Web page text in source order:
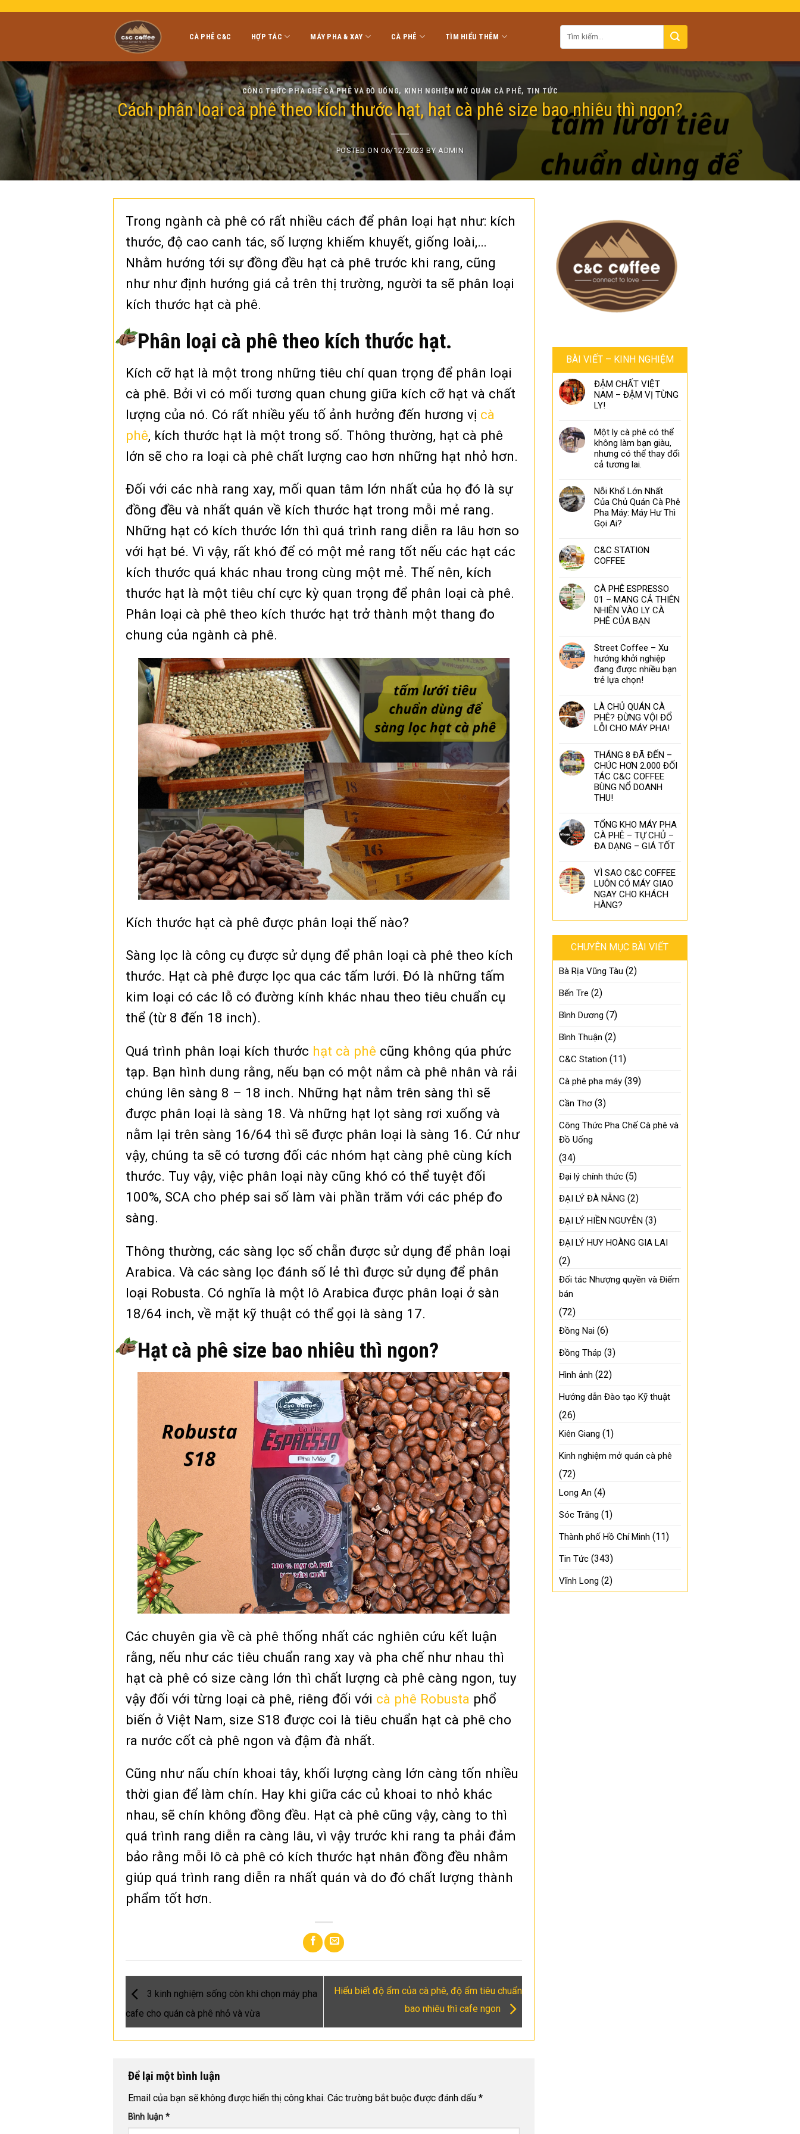
CÀ PHÊ C&C HỢP TÁC MÁY PHA & XAY CÀ PHÊ TÌM HIỂU THÊM
CÔNG THỨC PHA CHẾ CÀ PHÊ VÀ ĐỒ UỐNG, KINH NGHIỆM MỞ QUÁN CÀ PHÊ, TIN TỨC
Cách phân loại cà phê theo kích thước hạt, hạt cà phê size bao nhiêu thì ngon?
POSTED ON06/12/2023 BYADMIN
Trong ngành cà phê có rất nhiều cách để phân loại hạt như: kích
thước, độ cao canh tác, số lượng khiếm khuyết, giống loài,…
Nhằm hướng tới sự đồng đều hạt cà phê trước khi rang, cũng
như như định hướng giá cả trên thị trường, người ta sẽ phân loại
kích thước hạt cà phê.
Phân loại cà phê theo kích thước hạt.
Kích cỡ hạt là một trong những tiêu chí quan trọng để phân loại
cà phê. Bởi vì có mối tương quan chung giữa kích cỡ hạt và chất
lượng của nó. Có rất nhiều yếu tố ảnh hưởng đến hương vị cà
phê, kích thước hạt là một trong số. Thông thường, hạt cà phê
lớn sẽ cho ra loại cà phê chất lượng cao hơn những hạt nhỏ hơn.
Đối với các nhà rang xay, mối quan tâm lớn nhất của họ đó là sự
đồng đều và nhất quán về kích thước hạt trong mỗi mẻ rang.
Những hạt có kích thước lớn thì quá trình rang diễn ra lâu hơn so
với hạt bé. Vì vậy, rất khó để có một mẻ rang tốt nếu các hạt các
kích thước quá khác nhau trong cùng một mẻ. Thế nên, kích
thước hạt là một tiêu chí cực kỳ quan trọng để phân loại cà phê.
Phân loại cà phê theo kích thước hạt trở thành một thang đo
chung của ngành cà phê.
Kích thước hạt cà phê được phân loại thế nào?
Sàng lọc là công cụ được sử dụng để phân loại cà phê theo kích
thước. Hạt cà phê được lọc qua các tấm lưới. Đó là những tấm
kim loại có các lỗ có đường kính khác nhau theo tiêu chuẩn cụ
thể (từ 8 đến 18 inch).
Quá trình phân loại kích thước hạt cà phê cũng không qúa phức
tạp. Bạn hình dung rằng, nếu bạn có một nắm cà phê nhân và rải
chúng lên sàng 8 – 18 inch. Những hạt nằm trên sàng thì sẽ
được phân loại là sàng 18. Và những hạt lọt sàng rơi xuống và
nằm lại trên sàng 16/64 thì sẽ được phân loại là sàng 16. Cứ như
vậy, chúng ta sẽ có tương đối các nhóm hạt càng phê cùng kích
thước. Tuy vậy, việc phân loại này cũng khó có thể tuyệt đối
100%, SCA cho phép sai số làm vài phần trăm với các phép đo
sàng.
Thông thường, các sàng lọc số chẵn được sử dụng để phân loại
Arabica. Và các sàng lọc đánh số lẻ thì được sử dụng để phân
loại Robusta. Có nghĩa là một lô Arabica được phân loại ở sàn
18/64 inch, về mặt kỹ thuật có thể gọi là sàng 17.
Hạt cà phê size bao nhiêu thì ngon?
Các chuyên gia về cà phê thống nhất các nghiên cứu kết luận
rằng, nếu như các tiêu chuẩn rang xay và pha chế như nhau thì
hạt cà phê có size càng lớn thì chất lượng cà phê càng ngon, tuy
vậy đối với từng loại cà phê, riêng đối với cà phê Robusta phổ
biến ở Việt Nam, size S18 được coi là tiêu chuẩn hạt cà phê cho
ra nước cốt cà phê ngon và đậm đà nhất.
Cũng như nấu chín khoai tây, khối lượng càng lớn càng tốn nhiều
thời gian để làm chín. Hay khi giữa các củ khoai to nhỏ khác
nhau, sẽ chín không đồng đều. Hạt cà phê cũng vậy, càng to thì
quá trình rang diễn ra càng lâu, vì vậy trước khi rang ta phải đảm
bảo rằng mỗi lô cà phê có kích thước hạt nhân đồng đều nhằm
giúp quá trình rang diễn ra nhất quán và do đó chất lượng thành
phẩm tốt hơn.
3 kinh nghiệm sống còn khi chọn máy pha
cafe cho quán cà phê nhỏ và vừa
Hiểu biết độ ẩm của cà phê, độ ẩm tiêu chuẩn
bao nhiêu thì cafe ngon
Để lại một bình luận
Email của bạn sẽ không được hiển thị công khai. Các trường bắt buộc được đánh dấu *
Bình luận *
BÀI VIẾT – KINH NGHIỆM
ĐẬM CHẤT VIỆT
NAM – ĐẬM VỊ TỪNG
LY!
Một ly cà phê có thể
không làm bạn giàu,
nhưng có thể thay đổi
cả tương lai.
Nỗi Khổ Lớn Nhất
Của Chủ Quán Cà Phê
Pha Máy: Máy Hư Thì
Gọi Ai?
C&C STATION
COFFEE
CÀ PHÊ ESPRESSO
01 – MANG CẢ THIÊN
NHIÊN VÀO LY CÀ
PHÊ CỦA BẠN
Street Coffee – Xu
hướng khởi nghiệp
đang được nhiều bạn
trẻ lựa chọn!
LÀ CHỦ QUÁN CÀ
PHÊ? ĐỪNG VỘI ĐỔ
LỖI CHO MÁY PHA!
THÁNG 8 ĐÃ ĐẾN –
CHÚC HƠN 2.000 ĐỐI
TÁC C&C COFFEE
BÙNG NỔ DOANH
THU!
TỔNG KHO MÁY PHA
CÀ PHÊ – TỰ CHỦ –
ĐA DẠNG – GIÁ TỐT
VÌ SAO C&C COFFEE
LUÔN CÓ MÁY GIAO
NGAY CHO KHÁCH
HÀNG?
CHUYÊN MỤC BÀI VIẾT
Bà Rịa Vũng Tàu (2)
Bến Tre (2)
Bình Dương (7)
Bình Thuận (2)
C&C Station (11)
Cà phê pha máy (39)
Cần Thơ (3)
Công Thức Pha Chế Cà phê và
Đồ Uống
(34)
Đại lý chính thức (5)
ĐẠI LÝ ĐÀ NẴNG (2)
ĐẠI LÝ HIỀN NGUYỄN (3)
ĐẠI LÝ HUY HOÀNG GIA LAI
(2)
Đối tác Nhượng quyền và Điểm
bán
(72)
Đồng Nai (6)
Đồng Tháp (3)
Hình ảnh (22)
Hướng dẫn Đào tạo Kỹ thuật
(26)
Kiên Giang (1)
Kinh nghiệm mở quán cà phê
(72)
Long An (4)
Sóc Trăng (1)
Thành phố Hồ Chí Minh (11)
Tin Tức (343)
Vĩnh Long (2)